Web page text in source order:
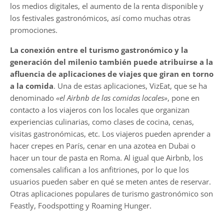
los medios digitales, el aumento de la renta disponible y
los festivales gastronómicos, así como muchas otras
promociones.
La conexión entre el turismo gastronómico y la
generación del milenio también puede atribuirse a la
afluencia de aplicaciones de viajes que giran en torno
a la comida. Una de estas aplicaciones, VizEat, que se ha
denominado «el Airbnb de las comidas locales», pone en
contacto a los viajeros con los locales que organizan
experiencias culinarias, como clases de cocina, cenas,
visitas gastronómicas, etc. Los viajeros pueden aprender a
hacer crepes en París, cenar en una azotea en Dubai o
hacer un tour de pasta en Roma. Al igual que Airbnb, los
comensales califican a los anfitriones, por lo que los
usuarios pueden saber en qué se meten antes de reservar.
Otras aplicaciones populares de turismo gastronómico son
Feastly, Foodspotting y Roaming Hunger.